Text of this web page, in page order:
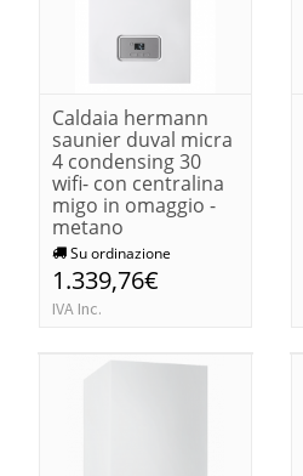
Caldaia hermann
saunier duval micra
4 condensing 30
wifi- con centralina
migo in omaggio -
metano
Su ordinazione
1.339,76€
IVA Inc.